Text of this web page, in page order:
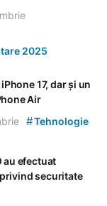
2025
17, dar și un
Air
#Tehnologie
au efectuat
securitate